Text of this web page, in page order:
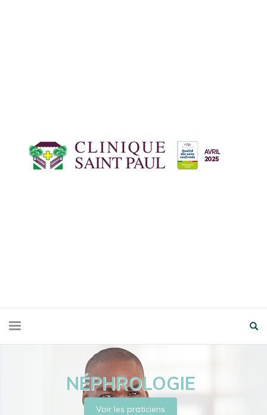
NÉPHROLOGIE
Voir les praticiens